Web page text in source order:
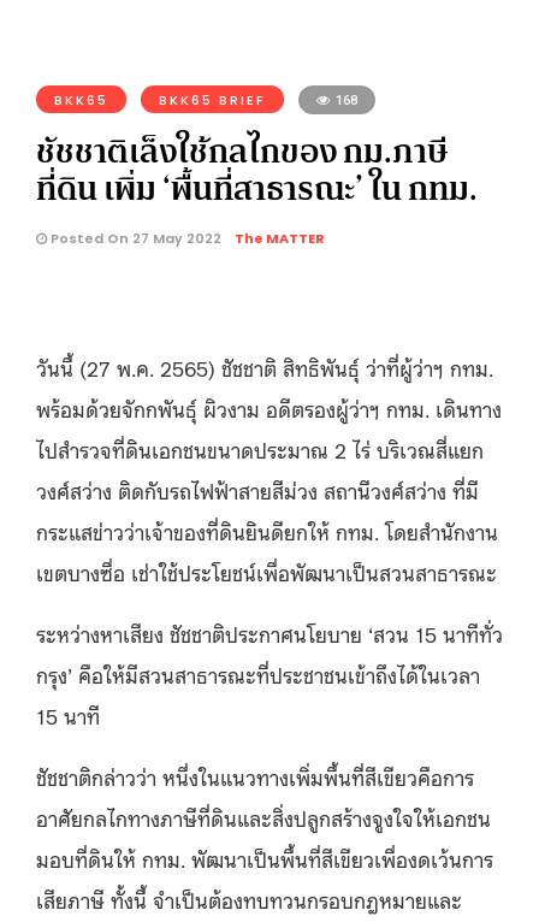
BKK65 BKK65 BRIEF 168
ชัชชาติเล็งใช้กลไกของ กม.ภาษี
ที่ดิน เพิ่ม ‘พื้นที่สาธารณะ’ ใน กทม.
Posted On 27 May 2022 The MATTER
วันนี้ (27 พ.ค. 2565) ชัชชาติ สิทธิพันธุ์ ว่าที่ผู้ว่าฯ กทม.
พร้อมด้วยจักกพันธุ์ ผิวงาม อดีตรองผู้ว่าฯ กทม. เดินทาง
ไปสำรวจที่ดินเอกชนขนาดประมาณ 2 ไร่ บริเวณสี่แยก
วงศ์สว่าง ติดกับรถไฟฟ้าสายสีม่วง สถานีวงศ์สว่าง ที่มี
กระแสข่าวว่าเจ้าของที่ดินยินดียกให้ กทม. โดยสำนักงาน
เขตบางซื่อ เช่าใช้ประโยชน์เพื่อพัฒนาเป็นสวนสาธารณะ
ระหว่างหาเสียง ชัชชาติประกาศนโยบาย ‘สวน 15 นาทีทั่ว
กรุง’ คือให้มีสวนสาธารณะที่ประชาชนเข้าถึงได้ในเวลา
15 นาที
ชัชชาติกล่าวว่า หนึ่งในแนวทางเพิ่มพื้นที่สีเขียวคือการ
อาศัยกลไกทางภาษีที่ดินและสิ่งปลูกสร้างจูงใจให้เอกชน
มอบที่ดินให้ กทม. พัฒนาเป็นพื้นที่สีเขียวเพื่องดเว้นการ
เสียภาษี ทั้งนี้ จำเป็นต้องทบทวนกรอบกฎหมายและ